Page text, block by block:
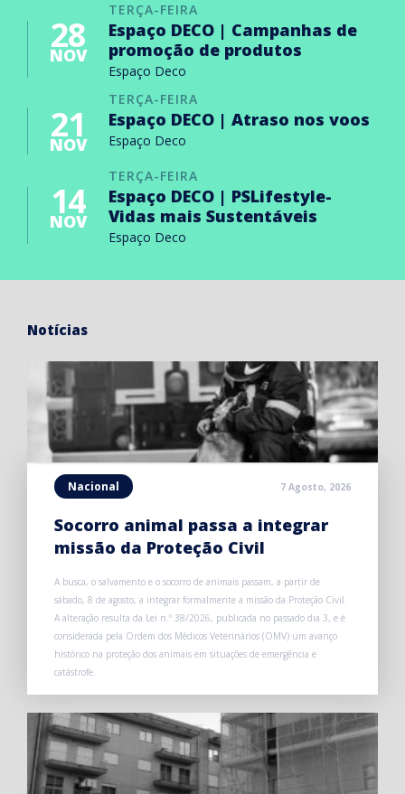
TERÇA-FEIRA
28
NOV
Espaço DECO | Campanhas de
promoção de produtos
Espaço Deco
TERÇA-FEIRA
21
NOV
Espaço DECO | Atraso nos voos
Espaço Deco
TERÇA-FEIRA
14
NOV
Espaço DECO | PSLifestyle-
Vidas mais Sustentáveis
Espaço Deco
Notícias
Nacional 7 Agosto, 2026
Socorro animal passa a integrar
missão da Proteção Civil
A busca, o salvamento e o socorro de animais passam, a partir de
sábado, 8 de agosto, a integrar formalmente a missão da Proteção Civil.
A alteração resulta da Lei n.º 38/2026, publicada no passado dia 3, e é
considerada pela Ordem dos Médicos Veterinários (OMV) um avanço
histórico na proteção dos animais em situações de emergência e
catástrofe.